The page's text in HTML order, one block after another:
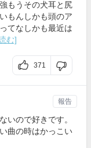
もうその犬耳と尻
もんしかも頭のア
てなしかも最近は
む]
371
いので好きです。
曲の時はかっこい
報告